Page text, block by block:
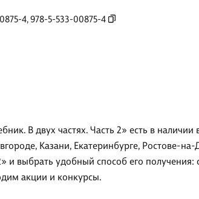
4,978-5-533-00875-4
В двух частях. Часть 2» есть в
Казани, Екатеринбурге, Ростове-
и выбрать удобный способ его
акции и конкурсы.